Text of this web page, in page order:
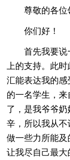
尊敬的各位
你们好！
首先我要说
上的支持。此
汇能表达我的
的一名学生，
了，是我爷爷
辛，所以我从
做一些力所能
让我尽自己最